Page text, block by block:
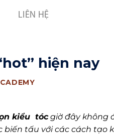
LIÊN HỆ
hiện nay
kiểu tócgiờ đây không
tấu với các cách tạo